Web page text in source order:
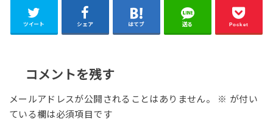
ツイート シェア はてブ 送る Pocket
コメントを残す
メールアドレスが公開されることはありません。 ※ が付い
ている欄は必須項目です